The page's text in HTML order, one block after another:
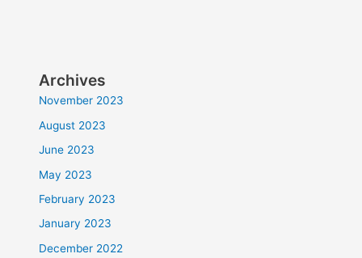
Archives
November 2023
August 2023
June 2023
May 2023
February 2023
January 2023
December 2022